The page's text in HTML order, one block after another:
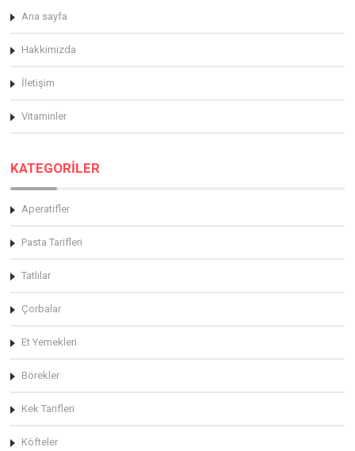
Ana sayfa
Hakkimizda
İletişim
Vitaminler
KATEGORİLER
Aperatifler
Pasta Tarifleri
Tatlılar
Çorbalar
Et Yemekleri
Börekler
Kek Tarifleri
Köfteler